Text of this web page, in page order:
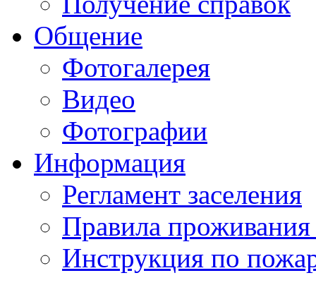
Общение
Фотогалерея
Видео
Фотографии
Информация
Регламент заселения
Правила
Инструкция по